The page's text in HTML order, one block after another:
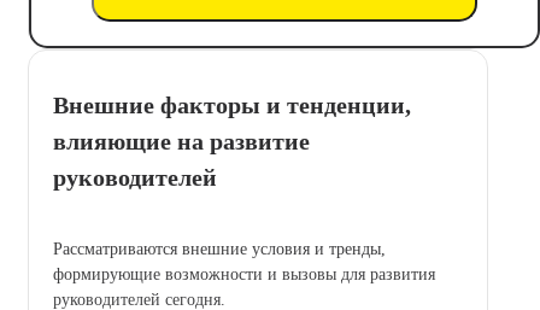
Внешние факторы и тенденции,
влияющие на развитие
руководителей
Рассматриваются внешние условия и тренды,
формирующие возможности и вызовы для развития
руководителей сегодня.